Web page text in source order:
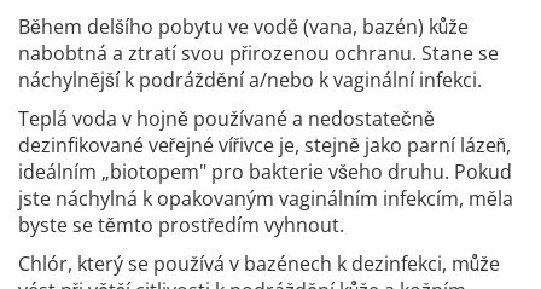
Během delšího pobytu ve vodě (vana, bazén) kůže
nabobtná a ztratí svou přirozenou ochranu. Stane se
náchylnější k podráždění a/nebo k vaginální infekci.
Teplá voda v hojně používané a nedostatečně
dezinfikované veřejné vířivce je, stejně jako parní lázeň,
ideálním „biotopem" pro bakterie všeho druhu. Pokud
jste náchylná k opakovaným vaginálním infekcím, měla
byste se těmto prostředím vyhnout.
Chlór, který se používá v bazénech k dezinfekci, může